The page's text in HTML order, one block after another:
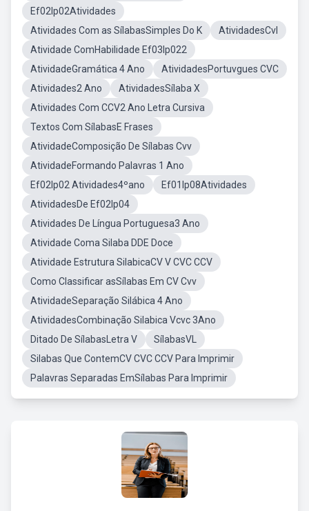
Ef02lp02Atividades
Atividades Com as SílabasSimples Do K
AtividadesCvl
Atividade ComHabilidade Ef03lp022
AtividadeGramática 4 Ano
AtividadesPortuvgues CVC
Atividades2 Ano
AtividadesSílaba X
Atividades Com CCV2 Ano Letra Cursiva
Textos Com SílabasE Frases
AtividadeComposição De Sílabas Cvv
AtividadeFormando Palavras 1 Ano
Ef02lp02 Atividades4ºano
Ef01lp08Atividades
AtividadesDe Ef02lp04
Atividades De Língua Portuguesa3 Ano
Atividade Coma Silaba DDE Doce
Atividade Estrutura SilabicaCV V CVC CCV
Como Classificar asSílabas Em CV Cvv
AtividadeSeparação Silábica 4 Ano
AtividadesCombinação Silabica Vcvc 3Ano
Ditado De SílabasLetra V
SílabasVL
Silabas Que ContemCV CVC CCV Para Imprimir
Palavras Separadas EmSílabas Para Imprimir